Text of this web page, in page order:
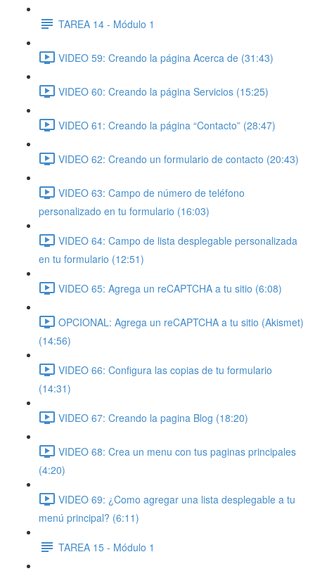
TAREA 14 - Módulo 1
VIDEO 59: Creando la página Acerca de (31:43)
VIDEO 60: Creando la página Servicios (15:25)
VIDEO 61: Creando la página “Contacto” (28:47)
VIDEO 62: Creando un formulario de contacto (20:43)
VIDEO 63: Campo de número de teléfono
personalizado en tu formulario (16:03)
VIDEO 64: Campo de lista desplegable personalizada
en tu formulario (12:51)
VIDEO 65: Agrega un reCAPTCHA a tu sitio (6:08)
OPCIONAL: Agrega un reCAPTCHA a tu sitio (Akismet)
(14:56)
VIDEO 66: Configura las copias de tu formulario
(14:31)
VIDEO 67: Creando la pagina Blog (18:20)
VIDEO 68: Crea un menu con tus paginas principales
(4:20)
VIDEO 69: ¿Como agregar una lista desplegable a tu
menú principal? (6:11)
TAREA 15 - Módulo 1